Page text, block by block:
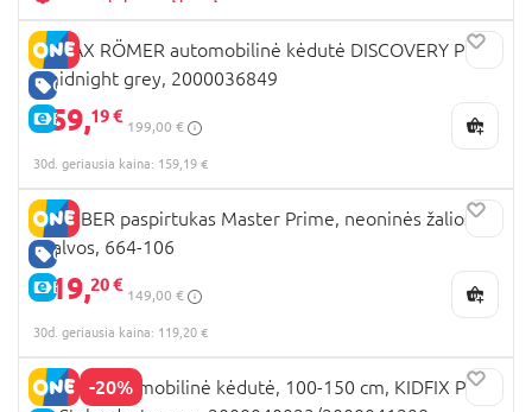
GERA KAINA
E-KAINA
BRITAX RÖMER automobilinė kėdutė DISCOVERY PLUS
, midnight grey, 2000036849
159,19 €
199,00 €
30d. geriausia kaina: 159,19 €
GERA KAINA
E-KAINA
GLOBBER paspirtukas Master Prime, neoninės žalios
spalvos, 664-106
119,20 €
149,00 €
30d. geriausia kaina: 119,20 €
-20%
BRITAX automobilinė kėdutė, 100-150 cm, KIDFIX PRO